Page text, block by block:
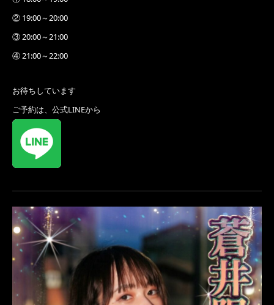
② 19:00～20:00
③ 20:00～21:00
④ 21:00～22:00
お待ちしています
ご予約は、公式LINEから